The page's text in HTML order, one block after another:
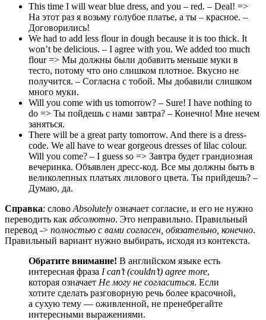
This time I will wear blue dress, and you – red. – Deal! =>
На этот раз я возьму голубое платье, а ты – красное. –
Договорились!
We had to add less flour in dough because it is too thick. It
won’t be delicious. – I agree with you. We added too much
flour => Мы должны были добавить меньше муки в
тесто, потому что оно слишком плотное. Вкусно не
получится. – Согласна с тобой. Мы добавили слишком
много муки.
Will you come with us tomorrow? – Sure! I have nothing to
do => Ты пойдешь с нами завтра? – Конечно! Мне нечем
заняться.
There will be a great party tomorrow. And there is a dress-
code. We all have to wear gorgeous dresses of lilac colour.
Will you come? – I guess so => Завтра будет грандиозная
вечеринка. Объявлен дресс-код. Все мы должны быть в
великолепных платьях лилового цвета. Ты прийдешь? –
Думаю, да.
Справка: слово Absolutely означает согласие, и его не нужно
переводить как абсолютно. Это неправильно. Правильный
перевод -> полностью с вами согласен, обязательно, конечно.
Правильный вариант нужно выбирать, исходя из контекста.
Обратите внимание! В английском языке есть
интересная фраза Ican’t (couldn’t) agree more,
которая означает Не могу не согласиться. Если
хотите сделать разговорную речь более красочной,
а сухую тему — оживленной, не пренебрегайте
интересными выражениями.